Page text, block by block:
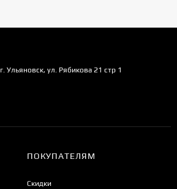
г. Ульяновск, ул. Рябикова 21 стр 1
ПОКУПАТЕЛЯМ
Скидки